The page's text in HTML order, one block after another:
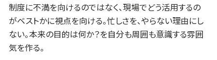
制度に不満を向けるのではなく、現場でどう活用するの
がベストかに視点を向ける。忙しさを、やらない理由にし
ない。本来の目的は何か？を自分も周囲も意識する雰囲
気を作る。